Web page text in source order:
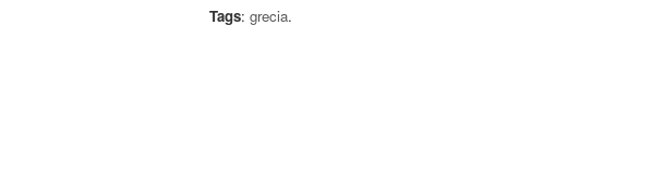
Tags: grecia.